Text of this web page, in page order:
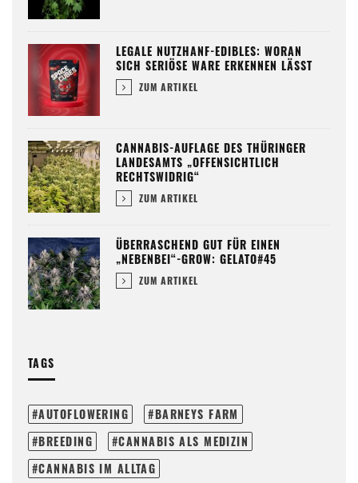
LEGALE NUTZHANF-EDIBLES: WORAN
SICH SERIÖSE WARE ERKENNEN LÄSST
ZUM ARTIKEL
CANNABIS-AUFLAGE DES THÜRINGER
LANDESAMTS „OFFENSICHTLICH
RECHTSWIDRIG“
ZUM ARTIKEL
ÜBERRASCHEND GUT FÜR EINEN
„NEBENBEI“-GROW: GELATO#45
ZUM ARTIKEL
TAGS
AUTOFLOWERING
BARNEYS FARM
BREEDING
CANNABIS ALS MEDIZIN
CANNABIS IM ALLTAG